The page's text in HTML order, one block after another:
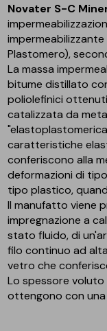
Novater S-C
Plastomero),
La massa
bitume distillato
poliolefinici
catalizzata da
caratteristiche
conferiscono alla
deformazioni di
tipo plastico,
Il manufatto viene
impregnazione a
stato fluido, di
filo continuo ad
vetro che
Lo spessore voluto
ottengono con